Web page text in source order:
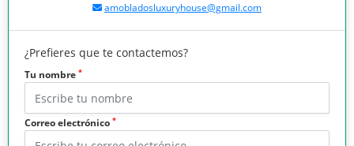
amobladosluxuryhouse@gmail.com
¿Prefieres que te contactemos?
Tu nombre *
Correo electrónico *